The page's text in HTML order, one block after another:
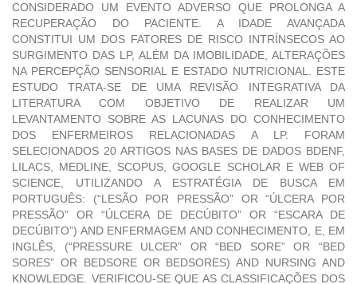
CONSIDERADO UM EVENTO ADVERSO QUE PROLONGA A
RECUPERAÇÃO DO PACIENTE. A IDADE AVANÇADA
CONSTITUI UM DOS FATORES DE RISCO INTRÍNSECOS AO
SURGIMENTO DAS LP, ALÉM DA IMOBILIDADE, ALTERAÇÕES
NA PERCEPÇÃO SENSORIAL E ESTADO NUTRICIONAL. ESTE
ESTUDO TRATA-SE DE UMA REVISÃO INTEGRATIVA DA
LITERATURA COM OBJETIVO DE REALIZAR UM
LEVANTAMENTO SOBRE AS LACUNAS DO CONHECIMENTO
DOS ENFERMEIROS RELACIONADAS A LP. FORAM
SELECIONADOS 20 ARTIGOS NAS BASES DE DADOS BDENF,
LILACS, MEDLINE, SCOPUS, GOOGLE SCHOLAR E WEB OF
SCIENCE, UTILIZANDO A ESTRATÉGIA DE BUSCA EM
PORTUGUÊS: (“LESÃO POR PRESSÃO” OR “ÚLCERA POR
PRESSÃO” OR “ÚLCERA DE DECÚBITO” OR “ESCARA DE
DECÚBITO”) AND ENFERMAGEM AND CONHECIMENTO, E, EM
INGLÊS, (“PRESSURE ULCER” OR “BED SORE” OR “BED
SORES” OR BEDSORE OR BEDSORES) AND NURSING AND
KNOWLEDGE. VERIFICOU-SE QUE AS CLASSIFICAÇÕES DOS